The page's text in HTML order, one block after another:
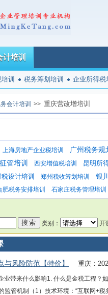
计培训
训 税务筹划培训 企业所得税
会计培训 >> 重庆营改增培训
上海房地产企业税培训 广州税务规
管培训 西安增值税培训 昆明所
设计培训 郑州税收筹划培训 银
肥税务安排培训 石家庄税务管理培训
类别： 开
风险防范【特价】 重庆：
业带来什么影响1. 什么是金税工程？
监管机制（1）技术环境：“互联网+税